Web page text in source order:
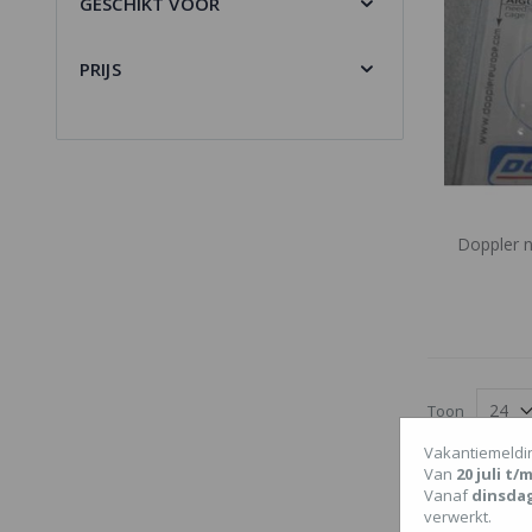
Doppler
Toon
Onze
is de kans
banden,
Klik dan hier
PRIJS
Van 20 juli t/
Vanaf
verwerkt.